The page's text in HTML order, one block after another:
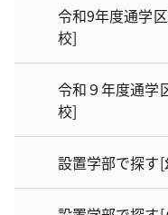
令和9年度通学
校]
令和９年度通学
校]
設置学部で探す